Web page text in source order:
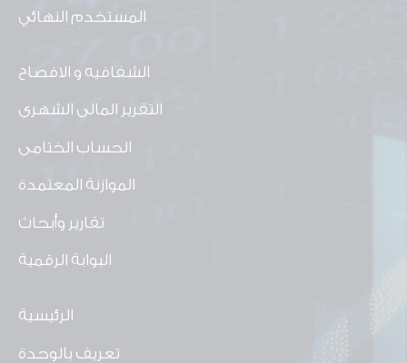
المستخدم النهائي
الشفافيه و الافصاح
التقرير المالى الشهرى
الحساب الختامى
الموازنة المعتمدة
تقارير وأبحاث
البوابة الرقمية
الرئيسية
تعريف بالوحدة